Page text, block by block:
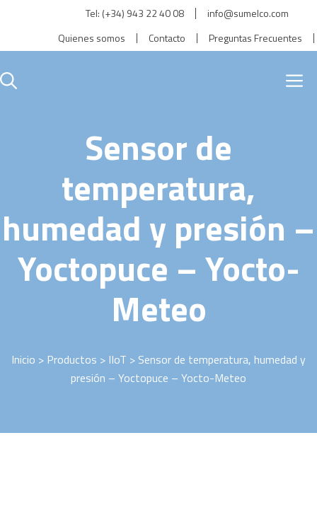
Tel: (+34) 943 22 40 08
info@sumelco.com
Quienes somos
Contacto Preguntas Frecuentes
Sensor de
temperatura,
humedad y presión –
Yoctopuce – Yocto-
Meteo
Inicio > Productos > IIoT > Sensor de temperatura, humedad y
presión – Yoctopuce – Yocto-Meteo